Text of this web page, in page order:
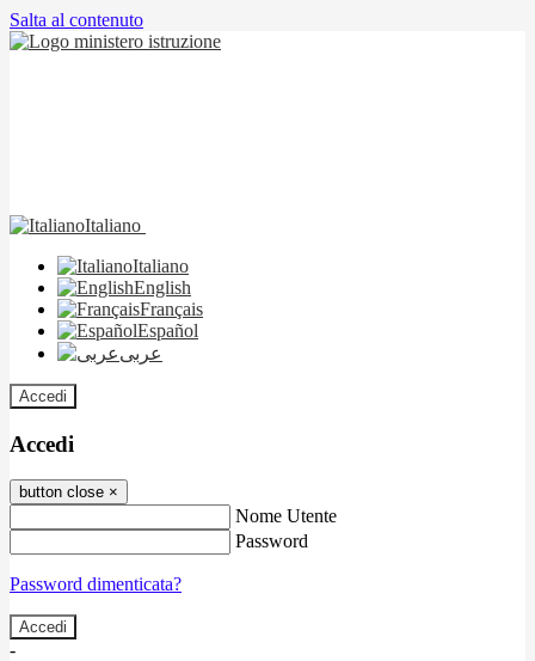
Salta al contenuto
Italiano
Italiano
English
Français
Español
عربى
Accedi
Accedi
button close ×
Nome Utente
Password
Password dimenticata?
-